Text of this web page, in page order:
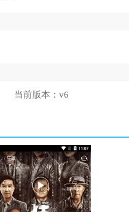
当前版本： v6